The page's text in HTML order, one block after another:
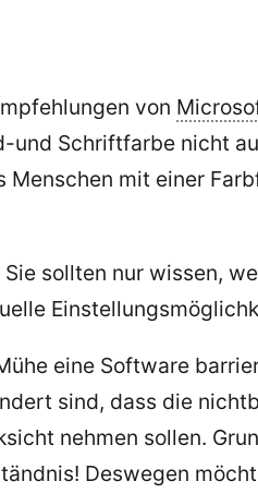
von
und Schriftfarbe nicht
Menschen mit einer
sollten nur wissen,
eine Software
sind, dass die
nehmen sollen.
Deswegen